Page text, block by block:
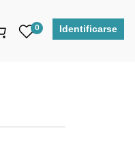
0 Identificarse